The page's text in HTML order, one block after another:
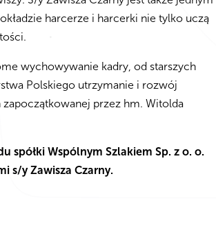
harcerze i harcerki nie tylko uczą
wychowywanie kadry, od starszych
Polskiego utrzymanie i rozwój
przez hm. Witolda
spółki Wspólnym Szlakiem Sp. z o. o.
s/y Zawisza Czarny.